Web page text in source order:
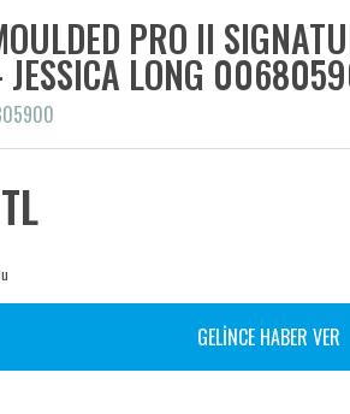
PRO II
JESSICA LONG
GELİNCE HABER VER